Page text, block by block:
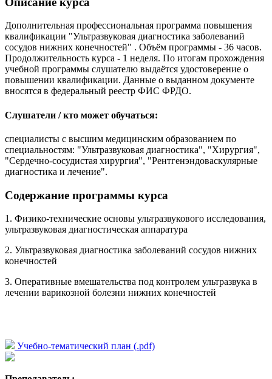
Дополнительная профессиональная программа повышения
квалификации "Ультразвуковая диагностика заболеваний
сосудов нижних конечностей" . Объём программы - 36 часов.
Продолжительность курса - 1 неделя. По итогам прохождения
учебной программы слушателю выдаётся удостоверение о
повышении квалификации. Данные о выданном документе
вносятся в федеральный реестр ФИС ФРДО.
Слушатели / кто может обучаться:
специалисты с высшим медицинским образованием по
специальностям: "Ультразвуковая диагностика", "Хирургия",
"Сердечно-сосудистая хирургия", "Рентгенэндоваскулярные
диагностика и лечение".
Содержание программы курса
1. Физико-технические основы ультразвукового исследования,
ультразвуковая диагностическая аппаратура
2. Ультразвуковая диагностика заболеваний сосудов нижних
конечностей
3. Оперативные вмешательства под контролем ультразвука в
лечении варикозной болезни нижних конечностей
Учебно-тематический план (.pdf)